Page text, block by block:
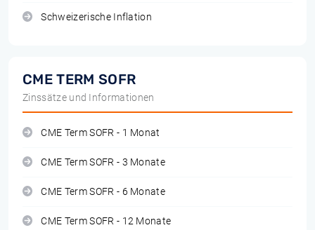
Schweizerische Inflation
CME TERM SOFR
Zinssätze und Informationen
CME Term SOFR - 1 Monat
CME Term SOFR - 3 Monate
CME Term SOFR - 6 Monate
CME Term SOFR - 12 Monate